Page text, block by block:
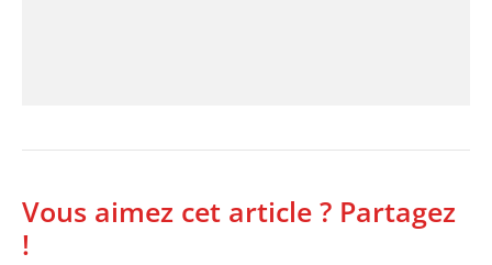
Vous aimez cet article ? Partagez
!